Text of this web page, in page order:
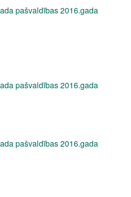
pašvaldības 2016.gada
pašvaldības 2016.gada
pašvaldības 2016.gada